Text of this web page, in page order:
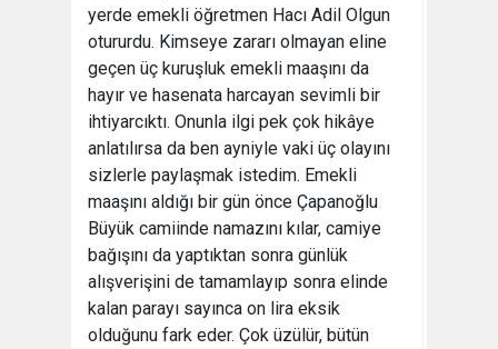
yerde emekli öğretmen Hacı Adil Olgun
otururdu. Kimseye zararı olmayan eline
geçen üç kuruşluk emekli maaşını da
hayır ve hasenata harcayan sevimli bir
ihtiyarcıktı. Onunla ilgi pek çok hikâye
anlatılırsa da ben ayniyle vaki üç olayını
sizlerle paylaşmak istedim. Emekli
maaşını aldığı bir gün önce Çapanoğlu
Büyük camiinde namazını kılar, camiye
bağışını da yaptıktan sonra günlük
alışverişini de tamamlayıp sonra elinde
kalan parayı sayınca on lira eksik
olduğunu fark eder. Çok üzülür, bütün